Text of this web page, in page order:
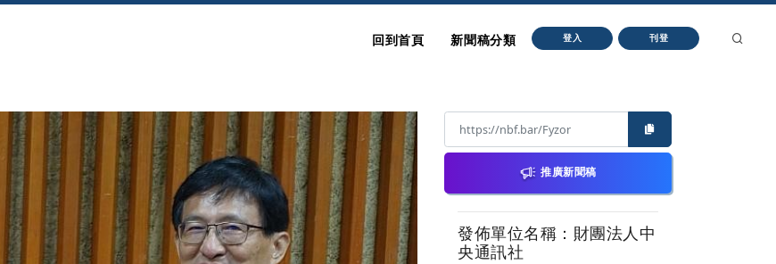
回到首頁 新聞稿分類 登入 刊登
推廣新聞稿
發佈單位名稱：財團法人中
央通訊社